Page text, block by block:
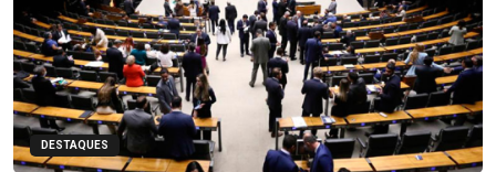
DESTAQUES